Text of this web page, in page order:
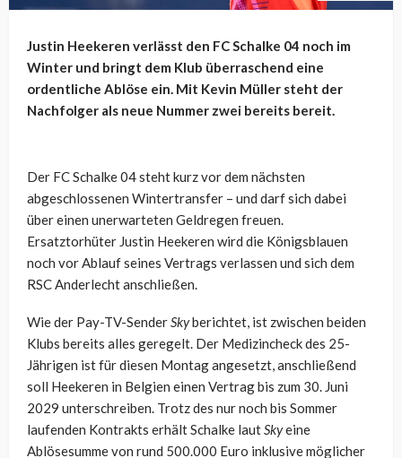
Justin Heekeren verlässt den FC Schalke 04 noch im
Winter und bringt dem Klub überraschend eine
ordentliche Ablöse ein. Mit Kevin Müller steht der
Nachfolger als neue Nummer zwei bereits bereit.
Der FC Schalke 04 steht kurz vor dem nächsten
abgeschlossenen Wintertransfer – und darf sich dabei
über einen unerwarteten Geldregen freuen.
Ersatztorhüter Justin Heekeren wird die Königsblauen
noch vor Ablauf seines Vertrags verlassen und sich dem
RSC Anderlecht anschließen.
Wie der Pay-TV-SenderSkyberichtet, ist zwischen beiden
Klubs bereits alles geregelt. Der Medizincheck des 25-
Jährigen ist für diesen Montag angesetzt, anschließend
soll Heekeren in Belgien einen Vertrag bis zum 30. Juni
2029 unterschreiben. Trotz des nur noch bis Sommer
laufenden Kontrakts erhält Schalke lautSkyeine
Ablösesumme von rund 500.000 Euro inklusive möglicher